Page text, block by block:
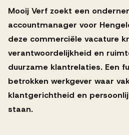
Succesverhalen
Vervulde vacatures
Over AV
Mooij Verf zoekt een
accountmanager voor
deze commerciële vacature
verantwoordelijkheid en
duurzame klantrelaties. Een
betrokken werkgever waar
klantgerichtheid en
staan.